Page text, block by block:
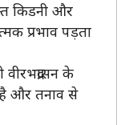
किडनी और
प्रभाव पड़ता
के
है और तनाव से